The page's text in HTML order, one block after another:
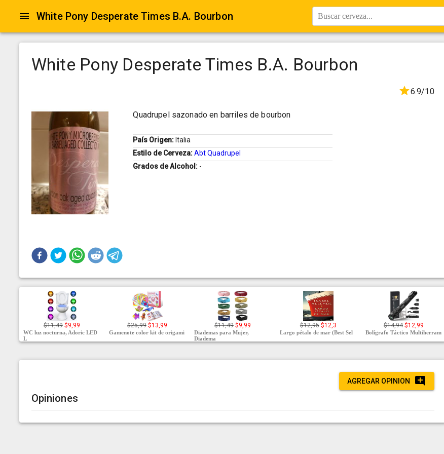
White Pony Desperate Times B.A. Bourbon Buscar cerveza...
White Pony Desperate Times B.A. Bourbon
6.9/10
Quadrupel sazonado en barriles de bourbon
País Origen: Italia
Estilo de Cerveza:Abt Quadrupel
Grados de Alcohol: -
$11,49 $9,99
WC luz nocturna, Adoric LED
L
$25,99 $13,99
Gamenote color kit de origami
$11,49 $9,99
Diademas para Mujer,
Diadema
$12,95 $12,3
Largo pétalo de mar (Best Sel
$14,94 $12,99
Bolígrafo Táctico Multiherram
AGREGAR OPINION
Opiniones